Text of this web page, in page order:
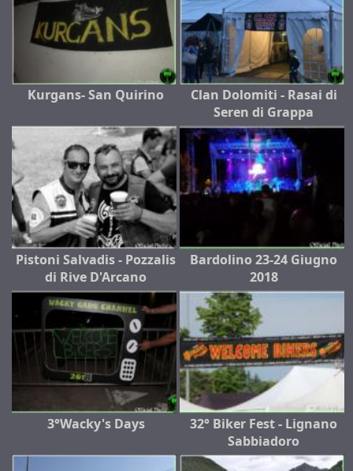
Kurgans- San Quirino
Clan Dolomiti - Rasai di
Seren di Grappa
Pistoni Salvadis - Pozzalis
di Rive D'Arcano
Bardolino 23-24 Giugno
2018
3°Wacky's Days
32° Biker Fest - Lignano
Sabbiadoro